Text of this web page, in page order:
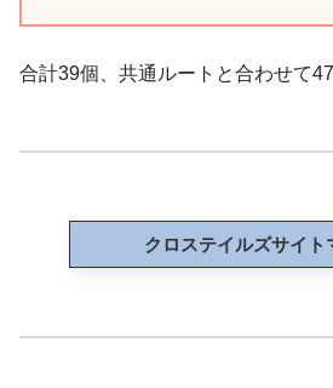
合計39個、共通ルートと合わせて47
クロステイルズサイト